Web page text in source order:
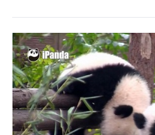
モノづくり技術者専門サイト
エレクトロニクス専門サイト
電子設計の基本と応用
エネルギーの専門メディア